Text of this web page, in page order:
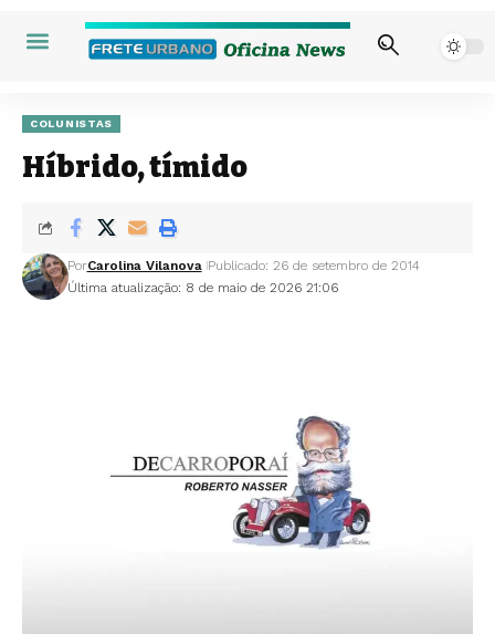
COLUNISTAS
Híbrido, tímido
Última atualização: 8 de maio de 2026 21:06
PorCarolina Vilanova Publicado: 26 de setembro de 2014